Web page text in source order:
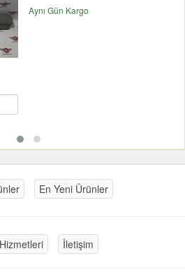
Aynı Gün Kargo
En Yeni Ürünler
İletişim